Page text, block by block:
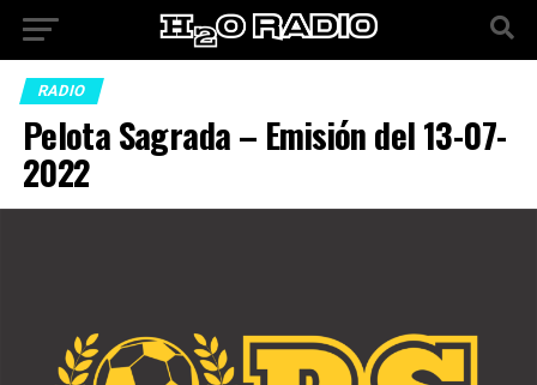
RADIO
Pelota Sagrada – Emisión del 13-07-
2022